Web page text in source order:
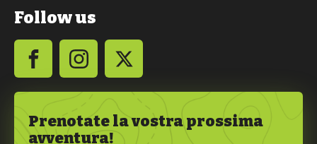
Follow us
Prenotate la vostra prossima
avventura!